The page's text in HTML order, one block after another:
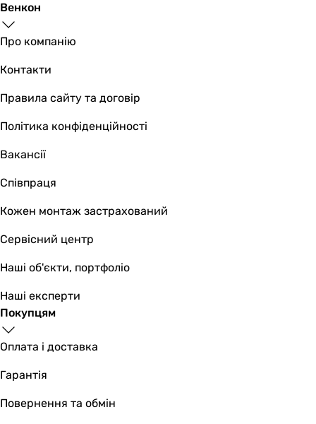
Венкон
Про компанію
Контакти
Правила сайту та договір
Політика конфіденційності
Вакансії
Співпраця
Кожен монтаж застрахований
Сервісний центр
Наші об'єкти, портфоліо
Наші експерти
Покупцям
Оплата і доставка
Гарантія
Повернення та обмін